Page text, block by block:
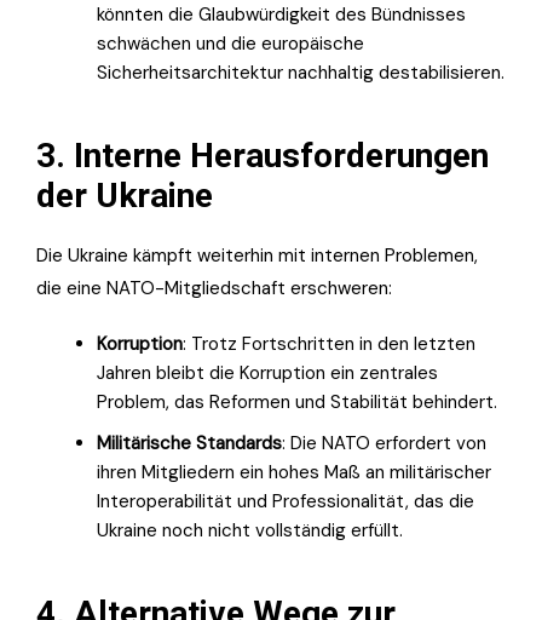
könnten die Glaubwürdigkeit des Bündnisses
schwächen und die europäische
Sicherheitsarchitektur nachhaltig destabilisieren.
3. Interne Herausforderungen
der Ukraine
Die Ukraine kämpft weiterhin mit internen Problemen,
die eine NATO-Mitgliedschaft erschweren:
Korruption: Trotz Fortschritten in den letzten
Jahren bleibt die Korruption ein zentrales
Problem, das Reformen und Stabilität behindert.
Militärische Standards: Die NATO erfordert von
ihren Mitgliedern ein hohes Maß an militärischer
Interoperabilität und Professionalität, das die
Ukraine noch nicht vollständig erfüllt.